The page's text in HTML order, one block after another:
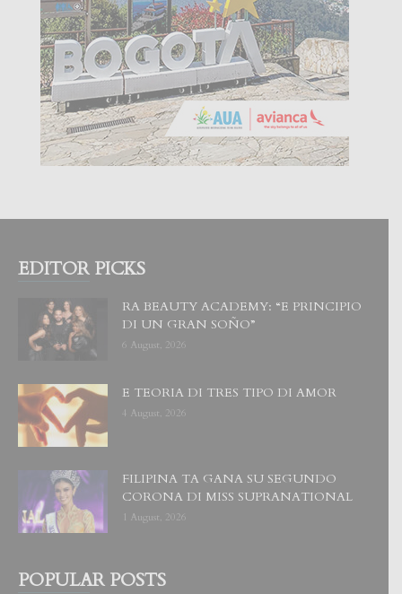
EDITOR PICKS
RA BEAUTY ACADEMY: “E PRINCIPIO
DI UN GRAN SOÑO”
6 August, 2026
E TEORIA DI TRES TIPO DI AMOR
4 August, 2026
FILIPINA TA GANA SU SEGUNDO
CORONA DI MISS SUPRANATIONAL
1 August, 2026
POPULAR POSTS